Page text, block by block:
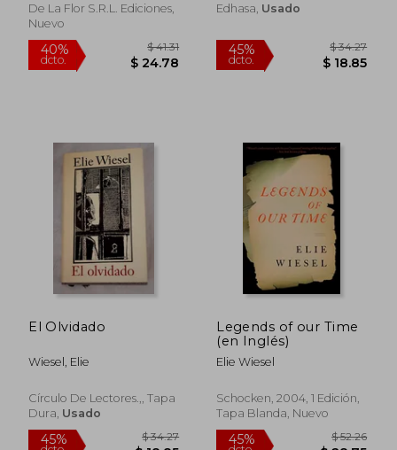
De La Flor S.r.l. Ediciones,
Nuevo
Edhasa, Usado
El Olvidado
Wiesel, Elie
Círculo De Lectores.,, Tapa
Dura, Usado
Legends of our Time
(en Inglés)
Elie Wiesel
Schocken, 2004, 1 Edición,
Tapa Blanda, Nuevo